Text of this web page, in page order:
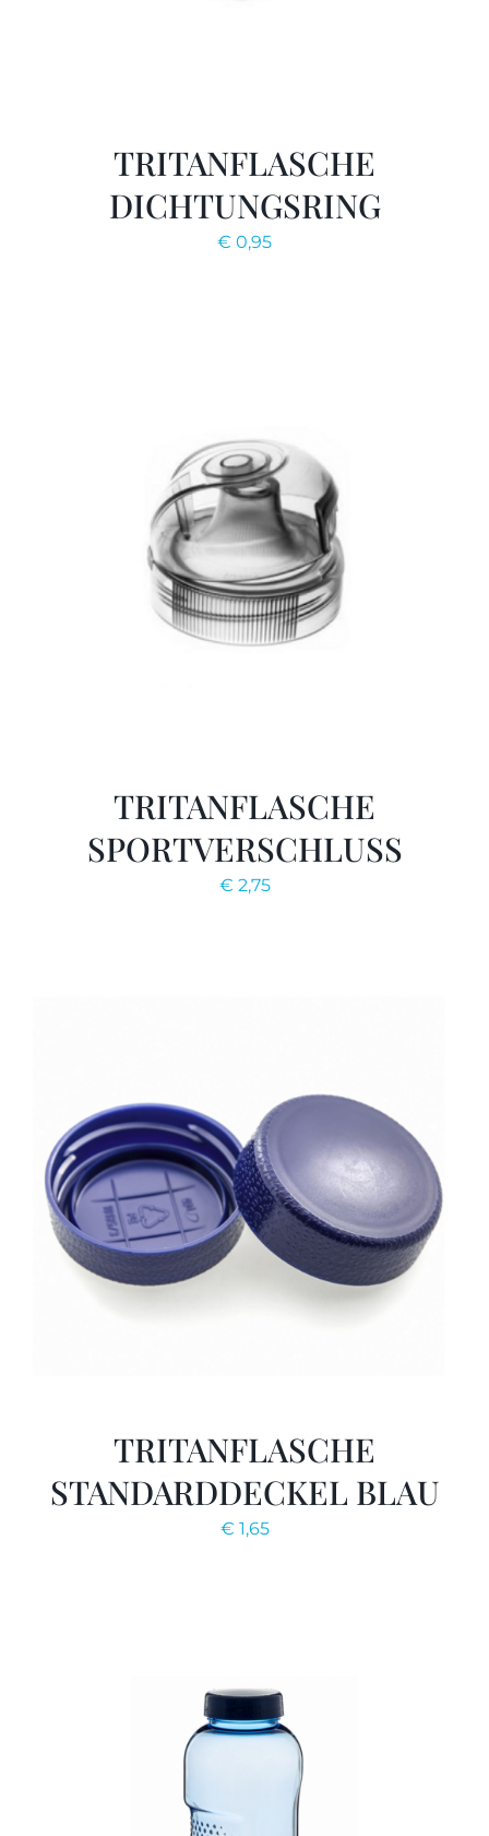
TRITANFLASCHE
DICHTUNGSRING
€ 0,95
TRITANFLASCHE
SPORTVERSCHLUSS
€ 2,75
TRITANFLASCHE
STANDARDDECKEL BLAU
€ 1,65